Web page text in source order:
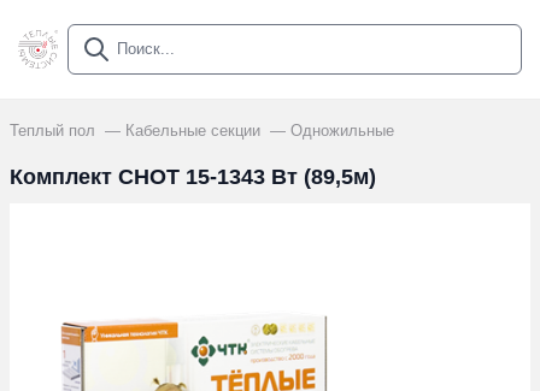
Теплый пол Кабельные секции Одножильные
Комплект СНОТ 15-1343 Вт (89,5м)